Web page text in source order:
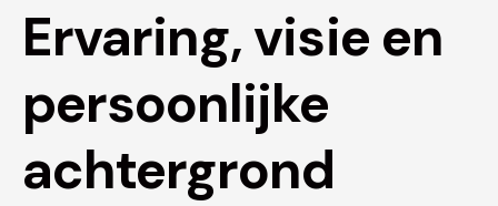
Ervaring, visie en
persoonlijke
achtergrond